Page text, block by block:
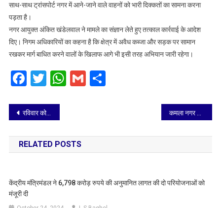
साथ-साथ ट्रांसपोर्ट नगर में आने-जाने वाले वाहनों को भारी दिक्कतों का सामना करना
पड़ता है।
नगर आयुक्त अंकित खंडेलवाल ने मामले का संज्ञान लेते हुए तत्काल कार्रवाई के आदेश
दिए। निगम अधिकारियों का कहना है कि क्षेत्र में अवैध कब्जा और सड़क पर सामान
रखकर मार्ग बाधित करने वालों के खिलाफ आगे भी इसी तरह अभियान जारी रहेगा।
Facebook
Twitter
WhatsApp
GmailShare
Post
navigation
रविवार को संजय प्लेस में सीएनडी वेस्ट के खिलाफ चलेगा बड़ा अभियान, नगर निगम और कारोबारी मिलकर हटवाएंगे मलवा
RELATED POSTS
केंद्रीय मंत्रिमंडल ने 6,798 करोड़ रुपये की अनुमानित लागत की दो परियोजनाओं को
मंजूरी दी